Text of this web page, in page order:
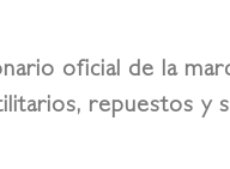
oficial de la
repuestos y